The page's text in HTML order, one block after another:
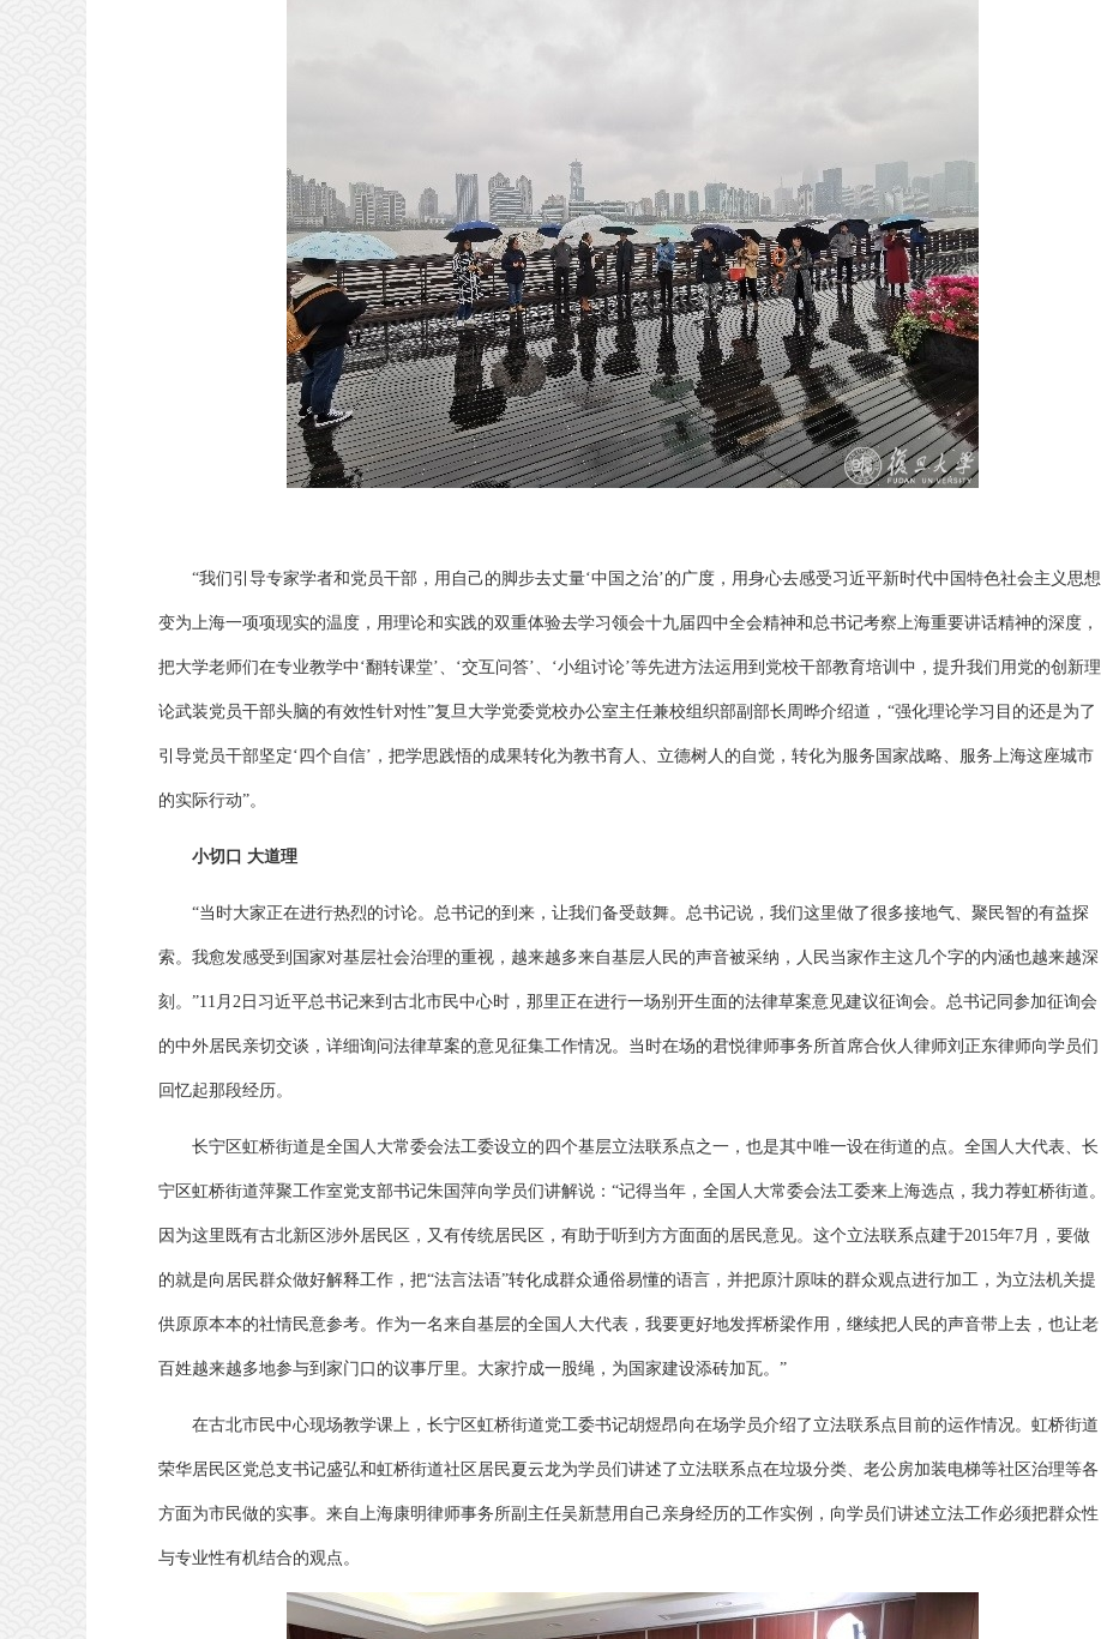
“我们引导专家学者和党员干部，用自己的脚步去丈量‘中国之治’的广度，用身心去感受习近平新时代中国特色社会主义思想
变为上海一项项现实的温度，用理论和实践的双重体验去学习领会十九届四中全会精神和总书记考察上海重要讲话精神的深度，
把大学老师们在专业教学中‘翻转课堂’、‘交互问答’、‘小组讨论’等先进方法运用到党校干部教育培训中，提升我们用党的创新理
论武装党员干部头脑的有效性针对性”复旦大学党委党校办公室主任兼校组织部副部长周晔介绍道，“强化理论学习目的还是为了
引导党员干部坚定‘四个自信’，把学思践悟的成果转化为教书育人、立德树人的自觉，转化为服务国家战略、服务上海这座城市
的实际行动”。
小切口 大道理
“当时大家正在进行热烈的讨论。总书记的到来，让我们备受鼓舞。总书记说，我们这里做了很多接地气、聚民智的有益探
索。我愈发感受到国家对基层社会治理的重视，越来越多来自基层人民的声音被采纳，人民当家作主这几个字的内涵也越来越深
刻。”11月2日习近平总书记来到古北市民中心时，那里正在进行一场别开生面的法律草案意见建议征询会。总书记同参加征询会
的中外居民亲切交谈，详细询问法律草案的意见征集工作情况。当时在场的君悦律师事务所首席合伙人律师刘正东律师向学员们
回忆起那段经历。
长宁区虹桥街道是全国人大常委会法工委设立的四个基层立法联系点之一，也是其中唯一设在街道的点。全国人大代表、长
宁区虹桥街道萍聚工作室党支部书记朱国萍向学员们讲解说：“记得当年，全国人大常委会法工委来上海选点，我力荐虹桥街道。
因为这里既有古北新区涉外居民区，又有传统居民区，有助于听到方方面面的居民意见。这个立法联系点建于2015年7月，要做
的就是向居民群众做好解释工作，把“法言法语”转化成群众通俗易懂的语言，并把原汁原味的群众观点进行加工，为立法机关提
供原原本本的社情民意参考。作为一名来自基层的全国人大代表，我要更好地发挥桥梁作用，继续把人民的声音带上去，也让老
百姓越来越多地参与到家门口的议事厅里。大家拧成一股绳，为国家建设添砖加瓦。”
在古北市民中心现场教学课上，长宁区虹桥街道党工委书记胡煜昂向在场学员介绍了立法联系点目前的运作情况。虹桥街道
荣华居民区党总支书记盛弘和虹桥街道社区居民夏云龙为学员们讲述了立法联系点在垃圾分类、老公房加装电梯等社区治理等各
方面为市民做的实事。来自上海康明律师事务所副主任吴新慧用自己亲身经历的工作实例，向学员们讲述立法工作必须把群众性
与专业性有机结合的观点。